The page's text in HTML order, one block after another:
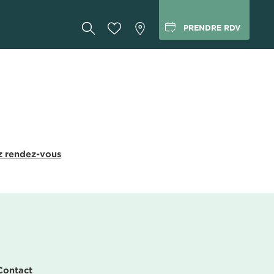
PRENDRE RDV
rendez-vous